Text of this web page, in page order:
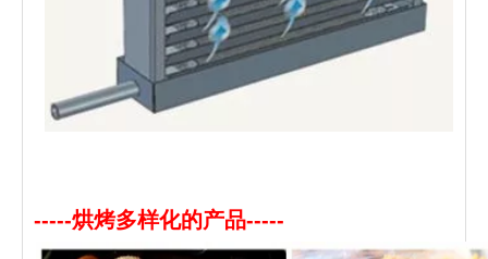
-----烘烤多样化的产品-----